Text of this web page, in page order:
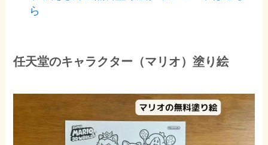
ら
任天堂のキャラクター（マリオ）塗り絵